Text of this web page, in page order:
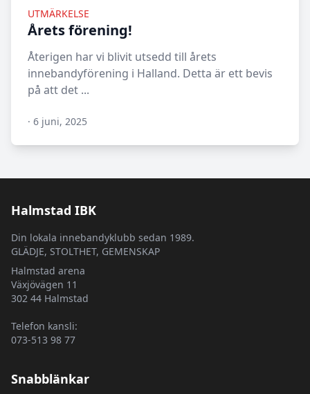
UTMÄRKELSE
Årets förening!
Återigen har vi blivit utsedd till årets
innebandyförening i Halland. Detta är ett bevis
på att det ...
N/A
· 6 juni, 2025
Halmstad IBK
Din lokala innebandyklubb sedan 1989.
GLÄDJE, STOLTHET, GEMENSKAP
Halmstad arena
Växjövägen 11
302 44 Halmstad
Telefon kansli:
073-513 98 77
Snabblänkar